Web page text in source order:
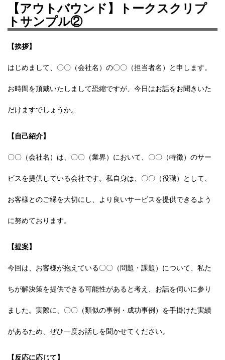
【アウトバウンド】トークスクリプ
トサンプル②
【挨拶】
はじめまして、〇〇（会社名）の〇〇（担当者名）と申します。
お時間を頂戴いたしまして恐縮ですが、今日はお話をお聞きいた
だけますでしょうか。
【自己紹介】
〇〇（会社名）は、〇〇（業界）において、〇〇（特徴）のサー
ビスを提供している会社です。私自身は、〇〇（役職）として、
お客様とのご縁を大切にし、より良いサービスを提供できるよう
に努めております。
【提案】
今回は、お客様が抱えている〇〇（問題・課題）について、私た
ちが解決策を提供できる可能性があると考え、お話を伺いに参り
ました。実際に、〇〇（類似の事例・成功事例）を手掛けた実績
があるため、ぜひ一度お話しを聞かせてください。
【反応に応じて】